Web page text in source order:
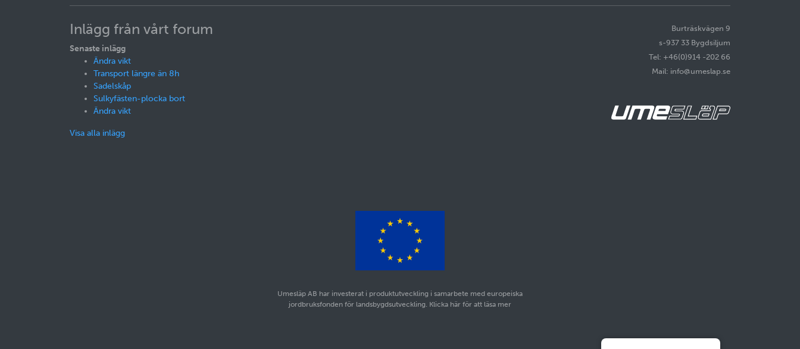
Inlägg från vårt forum
Senaste inlägg
Ändra vikt
Transport längre än 8h
Sadelskåp
Sulkyfästen-plocka bort
Ändra vikt
Visa alla inlägg
Burträskvägen 9
s-937 33 Bygdsiljum
Tel: +46(0)914 -202 66
Mail: info@umeslap.se
Umesläp AB har investerat i produktutveckling i samarbete med europeiska
jordbruksfonden för landsbygdsutveckling. Klicka här för att läsa mer